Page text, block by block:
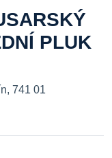
PLUK
741 01